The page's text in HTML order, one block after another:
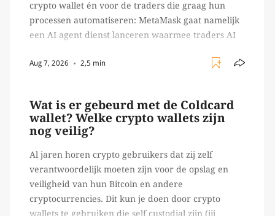
crypto wallet én voor de traders die graag hun
processen automatiseren: MetaMask gaat namelijk
een AI agent dienst lanceren waarmee traders AI
verrichten, zoals het daadwerkelijk uitvoeren van
Aug 7, 2026 2,5 min
Wat is er gebeurd met de Coldcard
wallet? Welke crypto wallets zijn
nog veilig?
Al jaren horen crypto gebruikers dat zij zelf
verantwoordelijk moeten zijn voor de opslag en
veiligheid van hun Bitcoin en andere
cryptocurrencies. Dit kun je doen door crypto
wallets te gebruiken die self custodial zijn (jij